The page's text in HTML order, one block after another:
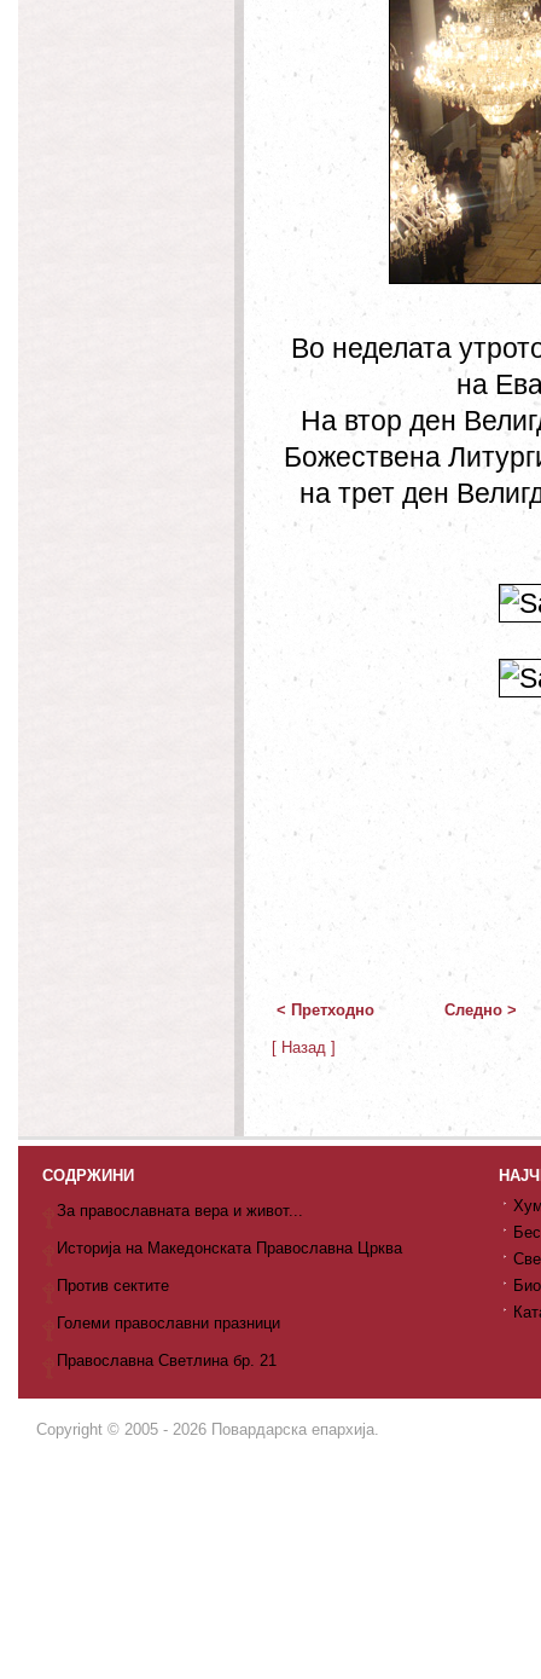
Во неделата
на
На втор ден
Божествена
на трет ден
< Претходно Следно >
[ Назад ]
СОДРЖИНИ
За православната вера и живот...
Историја на Македонската Православна Црква
Против сектите
Големи православни празници
Православна Светлина бр. 21
Copyright © 2005 - 2026 Повардарска епархија.